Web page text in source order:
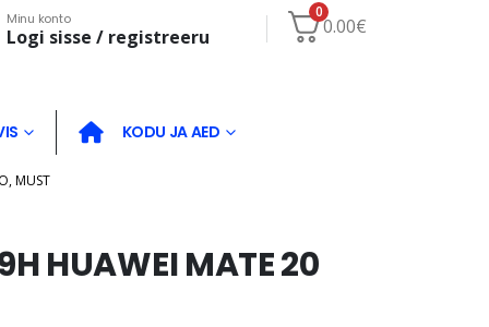
Minu konto
Logi sisse / registreeru
0
0.00€
KODU JA AED
MUST
HUAWEI MATE 20